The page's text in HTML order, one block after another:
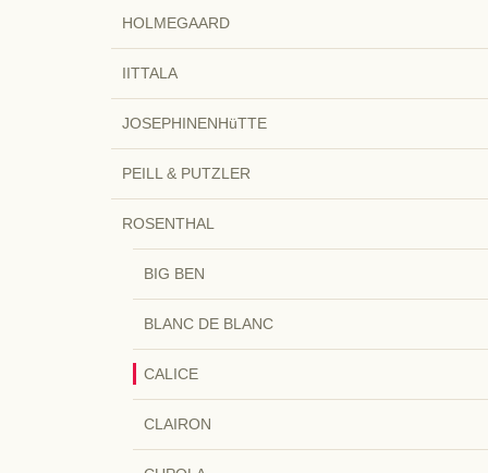
HOLMEGAARD
IITTALA
JOSEPHINENHüTTE
PEILL & PUTZLER
ROSENTHAL
BIG BEN
BLANC DE BLANC
CALICE
CLAIRON